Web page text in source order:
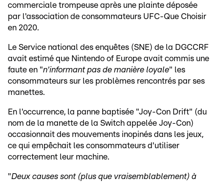
commerciale trompeuse après une plainte déposée
par l'association de consommateurs UFC-Que Choisir
en 2020.
Le Service national des enquêtes (SNE) de la DGCCRF
avait estimé que Nintendo of Europe avait commis une
faute en "n'informant pas de manière loyale" les
consommateurs sur les problèmes rencontrés par ses
manettes.
En l'occurrence, la panne baptisée "Joy-Con Drift" (du
nom de la manette de la Switch appelée Joy-Con)
occasionnait des mouvements inopinés dans les jeux,
ce qui empêchait les consommateurs d'utiliser
correctement leur machine.
"Deux causes sont (plus que vraisemblablement) à